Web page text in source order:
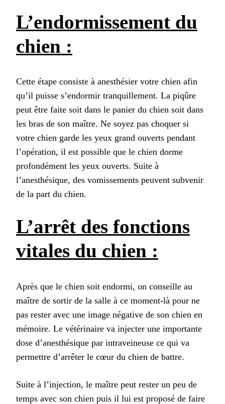
L’endormissement du
chien :
Cette étape consiste à anesthésier votre chien afin
qu’il puisse s’endormir tranquillement. La piqûre
peut être faite soit dans le panier du chien soit dans
les bras de son maître. Ne soyez pas choquer si
votre chien garde les yeux grand ouverts pendant
l’opération, il est possible que le chien dorme
profondément les yeux ouverts. Suite à
l’anesthésique, des vomissements peuvent subvenir
de la part du chien.
L’arrêt des fonctions
vitales du chien :
Après que le chien soit endormi, on conseille au
maître de sortir de la salle à ce moment-là pour ne
pas rester avec une image négative de son chien en
mémoire. Le vétérinaire va injecter une importante
dose d’anesthésique par intraveineuse ce qui va
permettre d’arrêter le cœur du chien de battre.
Suite à l’injection, le maître peut rester un peu de
temps avec son chien puis il lui est proposé de faire